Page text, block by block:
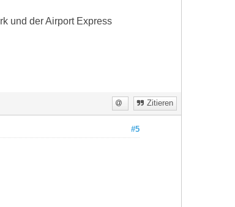
und der Airport Express
Zitieren
#5